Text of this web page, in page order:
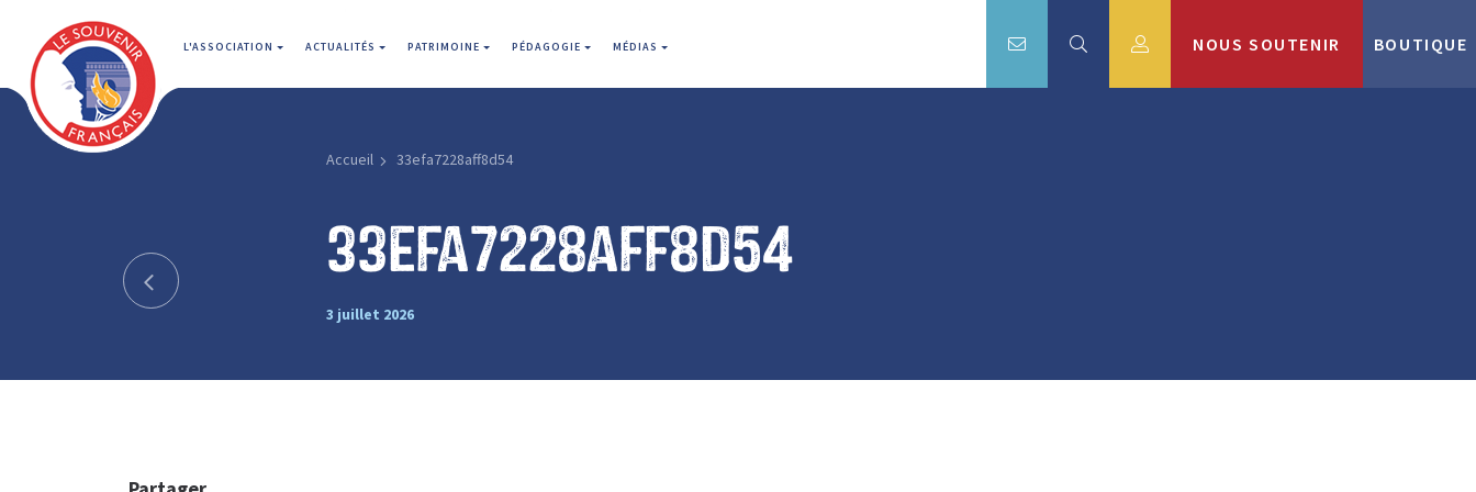
L'ASSOCIATION ACTUALITÉS PATRIMOINE PÉDAGOGIE MÉDIAS NOUS SOUTENIR BOUTIQUE
Accueil 33efa7228aff8d54
33efa7228aff8d54
3 juillet 2026